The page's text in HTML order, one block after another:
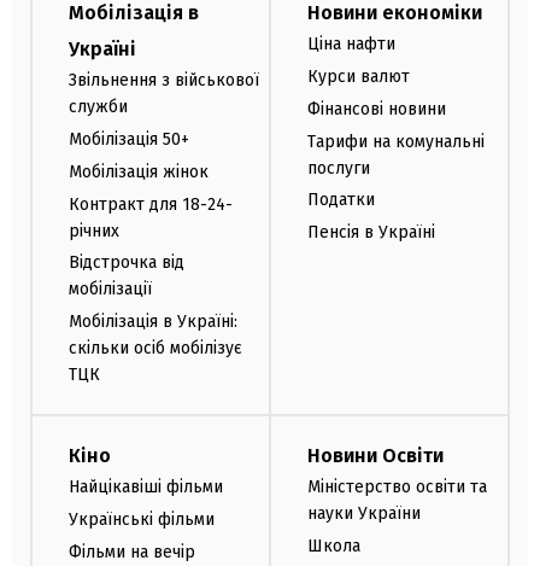
Мобілізація в
Україні
Звільнення з військової
служби
Мобілізація 50+
Мобілізація жінок
Контракт для 18-24-
річних
Відстрочка від
мобілізації
Мобілізація в Україні:
скільки осіб мобілізує
ТЦК
Новини економіки
Ціна нафти
Курси валют
Фінансові новини
Тарифи на комунальні
послуги
Податки
Пенсія в Україні
Кіно
Найцікавіші фільми
Українські фільми
Фільми на вечір
Новини Освіти
Міністерство освіти та
науки України
Школа